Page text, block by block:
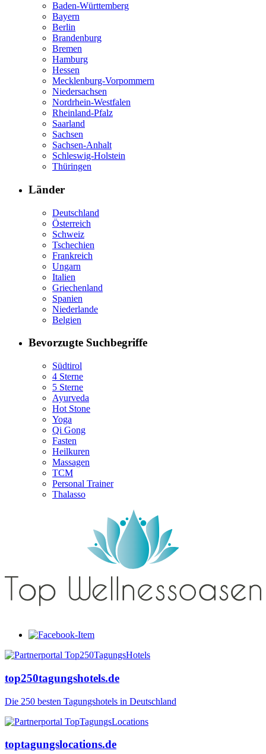
Baden-Württemberg
Bayern
Berlin
Brandenburg
Bremen
Hamburg
Hessen
Mecklenburg-Vorpommern
Niedersachsen
Nordrhein-Westfalen
Rheinland-Pfalz
Saarland
Sachsen
Sachsen-Anhalt
Schleswig-Holstein
Thüringen
Länder
Deutschland
Österreich
Schweiz
Tschechien
Frankreich
Ungarn
Italien
Griechenland
Spanien
Niederlande
Belgien
Bevorzugte Suchbegriffe
Südtirol
4 Sterne
5 Sterne
Ayurveda
Hot Stone
Yoga
Qi Gong
Fasten
Heilkuren
Massagen
TCM
Personal Trainer
Thalasso
top250tagungshotels.de
Die 250 besten Tagungshotels in Deutschland
toptagungslocations.de